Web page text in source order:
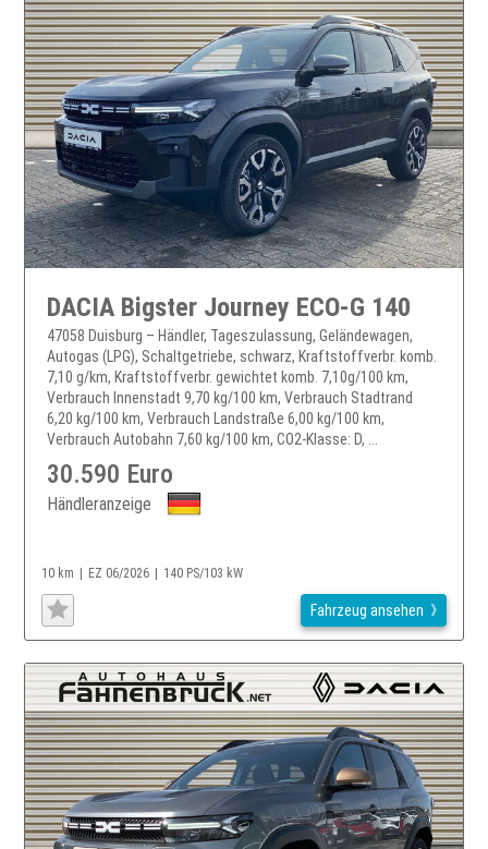
DACIA Bigster Journey ECO-G 140
47058 Duisburg – Händler, Tageszulassung, Geländewagen,
Autogas (LPG), Schaltgetriebe, schwarz, Kraftstoffverbr. komb.
7,10 g/km, Kraftstoffverbr. gewichtet komb. 7,10g/100 km,
Verbrauch Innenstadt 9,70 kg/100 km, Verbrauch Stadtrand
6,20 kg/100 km, Verbrauch Landstraße 6,00 kg/100 km,
Verbrauch Autobahn 7,60 kg/100 km, CO2-Klasse: D, ...
30.590 Euro
Händleranzeige
10 km EZ 06/2026 140 PS/103 kW
Fahrzeug ansehen